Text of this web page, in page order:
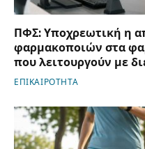
ΠΦΣ: Υποχρεωτική η
φαρμακοποιών στα
που λειτουργούν με
ΕΠΙΚΑΙΡΟΤΗΤΑ